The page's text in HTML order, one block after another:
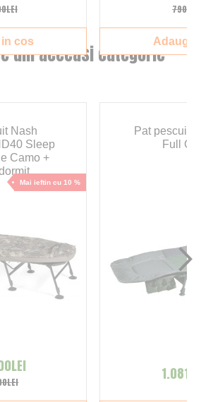
din aceeasi categorie
Nash
Sleep
Camo +
Mai ieftin cu 10 %
Pat pescuit
Full
cos Adauga